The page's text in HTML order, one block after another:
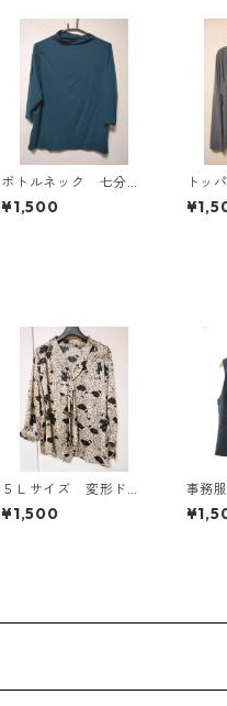
ボトルネック 七分袖
カットソー ４Ｌ テ
ィールグリーン KAE
¥1,500
トッ
ン
AE-
５Ｌサイズ 変形ドッ
ト 花柄 ボウタイブ
ラウス オフホワイ
¥1,500
事務
トセ